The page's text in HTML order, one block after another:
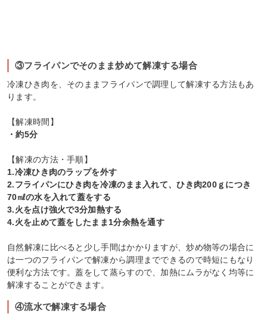
③フライパンでそのまま炒めて解凍する場合
冷凍ひき肉を、そのままフライパンで調理して解凍する方法もあ
ります。
【解凍時間】
・約5分
【解凍の方法・手順】
1.冷凍ひき肉のラップを外す
2.フライパンにひき肉を冷凍のまま入れて、ひき肉200ｇにつき
70㎖の水を入れて蓋をする
3.火を点け強火で3分加熱する
4.火を止めて蓋をしたまま1分余熱を通す
自然解凍に比べると少し手間はかかりますが、炒め物等の場合に
は一つのフライパンで解凍から調理までできるので時短にもなり
便利な方法です。蓋をして蒸らすので、加熱にムラがなく均等に
解凍することができます。
④流水で解凍する場合